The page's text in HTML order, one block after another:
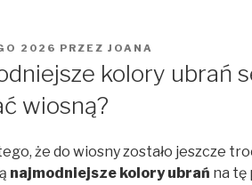
2026 PRZEZ JOANA
kolory ubrań
wiosną?
że do wiosny zostało jeszcze
najmodniejsze kolory ubrań na tę